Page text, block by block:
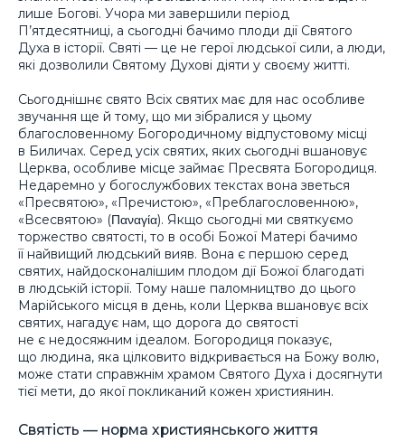
лише Богові. Учора ми завершили період
П’ятдесятниці, а сьогодні бачимо плоди дії Святого
Духа в історії. Святі — це не герої людської сили, а люди,
які дозволили Святому Духові діяти у своєму житті.
Сьогоднішнє свято Всіх святих має для нас особливе
звучання ще й тому, що ми зібралися у цьому
благословенному Богородичному відпустовому місці
в Биличах. Серед усіх святих, яких сьогодні вшановує
Церква, особливе місце займає Пресвята Богородиця.
Недаремно у богослужбових текстах вона зветься
«Пресвятою», «Пречистою», «Преблагословенною»,
«Всесвятою» (Παναγία). Якщо сьогодні ми святкуємо
торжество святості, то в особі Божої Матері бачимо
її найвищий людський вияв. Вона є першою серед
святих, найдосконалішим плодом дії Божої благодаті
в людській історії. Тому наше паломництво до цього
Марійського місця в день, коли Церква вшановує всіх
святих, нагадує нам, що дорога до святості
не є недосяжним ідеалом. Богородиця показує,
що людина, яка цілковито відкривається на Божу волю,
може стати справжнім храмом Святого Духа і досягнути
тієї мети, до якої покликаний кожен християнин.
Святість — норма християнського життя